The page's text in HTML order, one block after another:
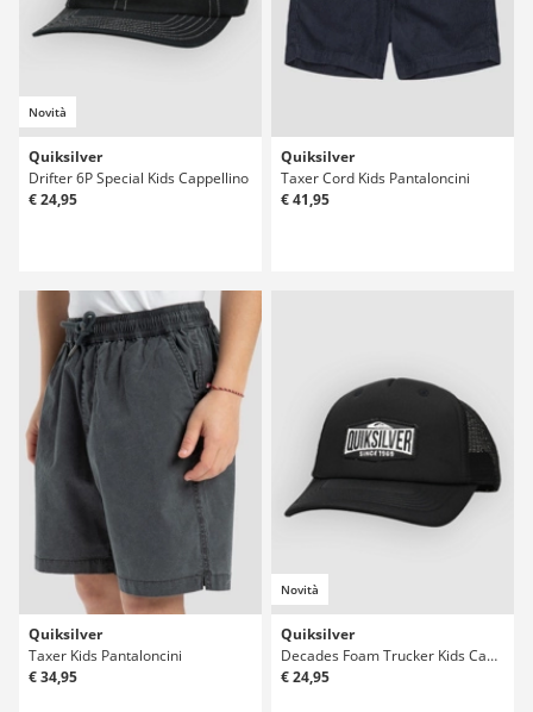
Novità
Quiksilver
Drifter 6P Special Kids Cappellino
€ 24,95
Quiksilver
Taxer Cord Kids Pantaloncini
€ 41,95
Quiksilver
Taxer Kids Pantaloncini
€ 34,95
Novità
Quiksilver
Decades Foam Trucker Kids Cappellino
€ 24,95